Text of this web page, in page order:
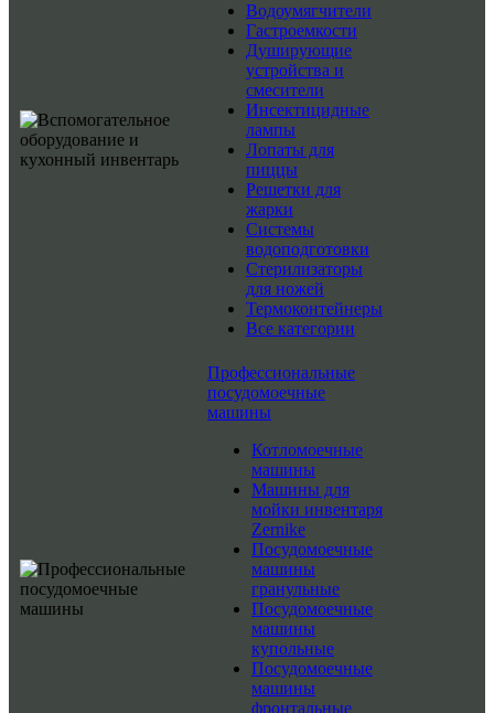
Водоумягчители
Гастроемкости
Душирующие
устройства и
смесители
Инсектицидные
лампы
Лопаты для
пиццы
Решетки для
жарки
Системы
водоподготовки
Стерилизаторы
для ножей
Термоконтейнеры
Все категории
Профессиональные
посудомоечные
машины
Котломоечные
машины
Машины для
мойки инвентаря
Zernike
Посудомоечные
машины
гранульные
Посудомоечные
машины
купольные
Посудомоечные
машины
фронтальные